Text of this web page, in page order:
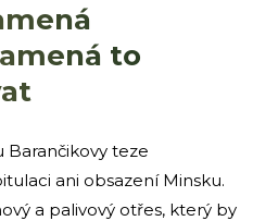
to
Barančikovy teze
ani obsazení Minsku.
a palivový otřes, který by